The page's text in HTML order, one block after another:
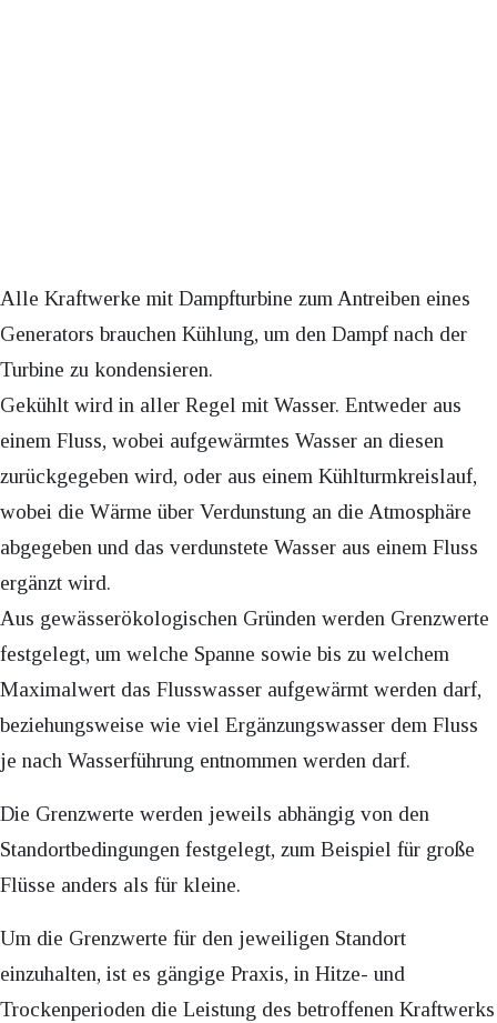
Alle Kraftwerke mit Dampfturbine zum Antreiben eines
Generators brauchen Kühlung, um den Dampf nach der
Turbine zu kondensieren.
Gekühlt wird in aller Regel mit Wasser. Entweder aus
einem Fluss, wobei aufgewärmtes Wasser an diesen
zurückgegeben wird, oder aus einem Kühlturmkreislauf,
wobei die Wärme über Verdunstung an die Atmosphäre
abgegeben und das verdunstete Wasser aus einem Fluss
ergänzt wird.
Aus gewässerökologischen Gründen werden Grenzwerte
festgelegt, um welche Spanne sowie bis zu welchem
Maximalwert das Flusswasser aufgewärmt werden darf,
beziehungsweise wie viel Ergänzungswasser dem Fluss
je nach Wasserführung entnommen werden darf.
Die Grenzwerte werden jeweils abhängig von den
Standortbedingungen festgelegt, zum Beispiel für große
Flüsse anders als für kleine.
Um die Grenzwerte für den jeweiligen Standort
einzuhalten, ist es gängige Praxis, in Hitze- und
Trockenperioden die Leistung des betroffenen Kraftwerks